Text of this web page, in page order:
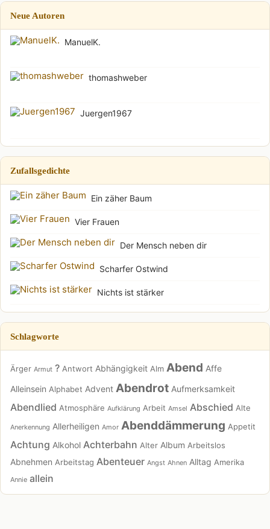
Neue Autoren
ManuelK.
thomashweber
Juergen1967
Zufallsgedichte
Ein zäher Baum
Vier Frauen
Der Mensch neben dir
Scharfer Ostwind
Nichts ist stärker
Schlagworte
Ärger Armut ? Antwort Abhängigkeit Alm Abend Affe
Alleinsein Alphabet Advent Abendrot Aufmerksamkeit
Abendlied Atmosphäre Aufklärung Arbeit Amsel Abschied Alte
Anerkennung Allerheiligen Amor Abenddämmerung Appetit
Achtung Alkohol Achterbahn Alter Album Arbeitslos
Abnehmen Arbeitstag Abenteuer Angst Ahnen Alltag Amerika
Annie allein